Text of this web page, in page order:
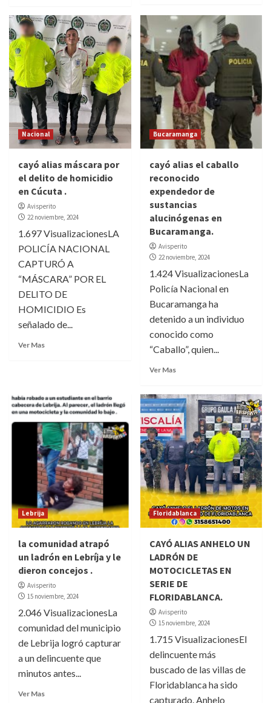
Nacional
cayó alias máscara por
el delito de homicidio
en Cúcuta .
Avisperito
22 noviembre, 2024
1.697 VisualizacionesLA
POLICÍA NACIONAL
CAPTURÓ A
“MÁSCARA” POR EL
DELITO DE
HOMICIDIO Es
señalado de...
Ver Mas
Bucaramanga
cayó alias el caballo
reconocido
expendedor de
sustancias
alucinógenas en
Bucaramanga.
Avisperito
22 noviembre, 2024
1.424 VisualizacionesLa
Policía Nacional en
Bucaramanga ha
detenido a un individuo
conocido como
“Caballo”, quien...
Ver Mas
Lebrija
la comunidad atrapó
un ladrón en Lebríja y le
dieron concejos .
Avisperito
15 noviembre, 2024
2.046 VisualizacionesLa
comunidad del municipio
de Lebrija logró capturar
a un delincuente que
minutos antes...
Ver Mas
Floridablanca
CAYÓ ALIAS ANHELO UN
LADRÓN DE
MOTOCICLETAS EN
SERIE DE
FLORIDABLANCA.
Avisperito
15 noviembre, 2024
1.715 VisualizacionesEl
delincuente más
buscado de las villas de
Floridablanca ha sido
capturado. Anhelo